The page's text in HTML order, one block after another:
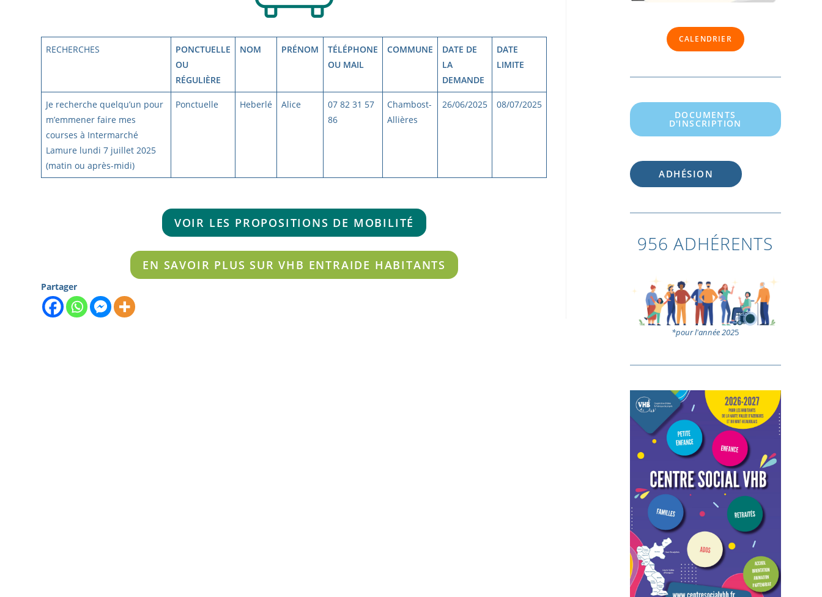
RECHERCHES
PONCTUELLE
OU
RÉGULIÈRE
NOM PRÉNOM
TÉLÉPHONE
OU MAIL
COMMUNE
DATE DE
LA
DEMANDE
DATE
LIMITE
Je recherche quelqu’un pour
m’emmener faire mes
courses à Intermarché
Lamure lundi 7 juillet 2025
(matin ou après-midi)
Ponctuelle Heberlé Alice
07 82 31 57
86
Chambost-
Allières
26/06/2025 08/07/2025
VOIR LES PROPOSITIONS DE MOBILITÉ
EN SAVOIR PLUS SUR VHB ENTRAIDE HABITANTS
Partager
CALENDRIER
DOCUMENTS
D'INSCRIPTION
ADHÉSION
956 ADHÉRENTS
*pour l'année 2025